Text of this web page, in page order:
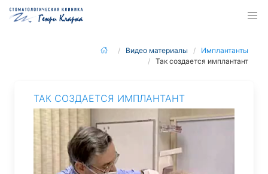
Видео материалы
Имплантанты
Так создается имплантант
ТАК СОЗДАЕТСЯ ИМПЛАНТАНТ